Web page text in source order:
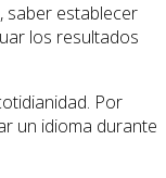
saber establecer
los resultados
Por
un idioma durante